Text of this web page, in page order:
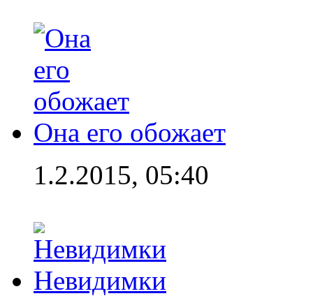
Она его обожает
1.2.2015, 05:40
Невидимки